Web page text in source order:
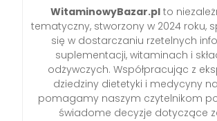
WitaminowyBazar.plto
tematyczny, stworzony w 2024 roku,
się w dostarczaniu rzetelnych
suplementacji, witaminach i
odżywczych. Współpracując z
dziedziny dietetyki i medycyny
pomagamy naszym czytelnikom
świadome decyzje dotyczące